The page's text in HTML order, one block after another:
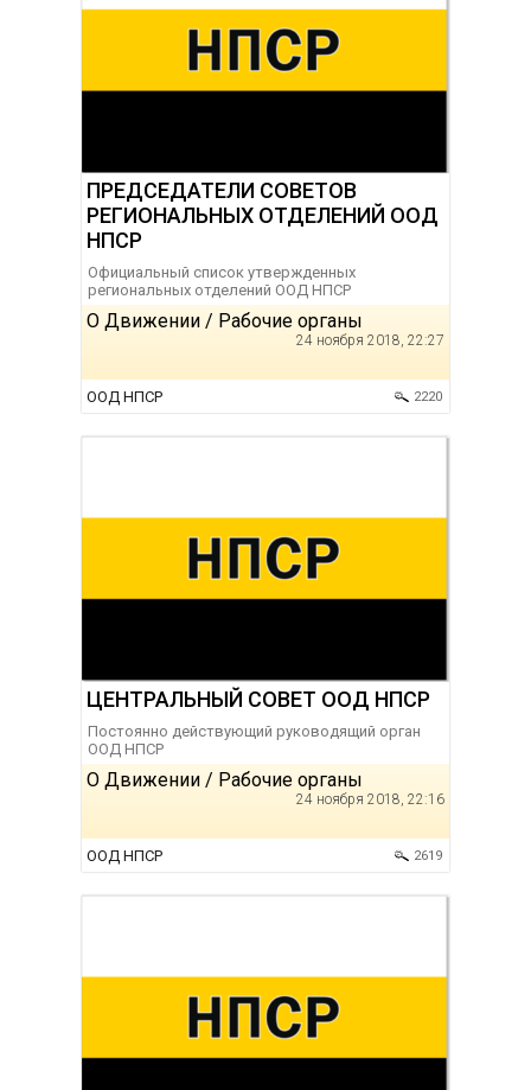
ПРЕДСЕДАТЕЛИ СОВЕТОВ
РЕГИОНАЛЬНЫХ ОТДЕЛЕНИЙ ООД
НПСР
Официальный список утвержденных
региональных отделений ООД НПСР
О Движении / Рабочие органы
24 ноября 2018, 22:27
ООД НПСР 2220
ЦЕНТРАЛЬНЫЙ СОВЕТ ООД НПСР
Постоянно действующий руководящий орган
ООД НПСР
О Движении / Рабочие органы
24 ноября 2018, 22:16
ООД НПСР 2619